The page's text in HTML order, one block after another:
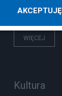
WIĘCEJ
Kultura
AKCEPTUJĘ